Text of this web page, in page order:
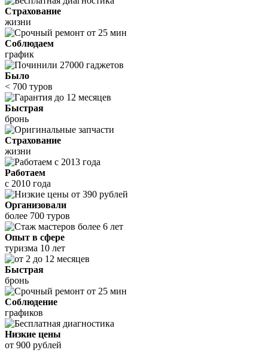
Страхование
жизни
Соблюдаем
график
Было
< 700 туров
Быстрая
бронь
Страхование
жизни
Работаем
с 2010 года
Организовали
более 700 туров
Опыт в сфере
туризма 10 лет
Быстрая
бронь
Соблюдение
графиков
Низкие цены
от 900 рублей